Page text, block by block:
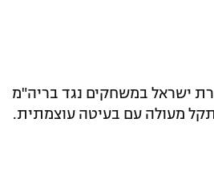
ישראל במשחקים נגד בריה"מ